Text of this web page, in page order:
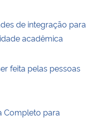
de integração para
acadêmica
feita pelas pessoas
Completo para